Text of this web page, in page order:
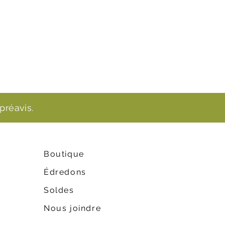
Boutique
Édredons
Soldes
Nous joindre